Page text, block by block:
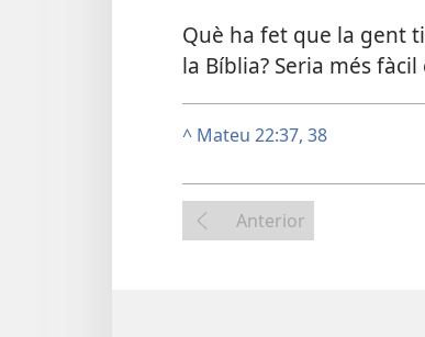
Què ha fet que la gent
la Bíblia? Seria més
^ Mateu 22:37, 38
Anterior